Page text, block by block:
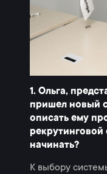
1. Ольга,
пришел новый
описать ему
начинать?
К выбору